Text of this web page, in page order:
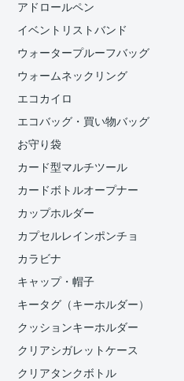
アドロールペン
イベントリストバンド
ウォータープルーフバッグ
ウォームネックリング
エコカイロ
エコバッグ・買い物バッグ
お守り袋
カード型マルチツール
カードボトルオープナー
カップホルダー
カプセルレインポンチョ
カラビナ
キャップ・帽子
キータグ（キーホルダー）
クッションキーホルダー
クリアシガレットケース
クリアタンクボトル